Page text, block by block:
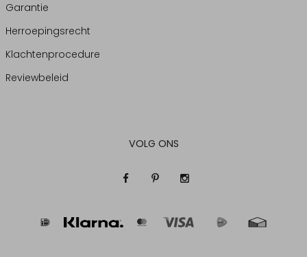
Garantie
Herroepingsrecht
Klachtenprocedure
Reviewbeleid
VOLG ONS